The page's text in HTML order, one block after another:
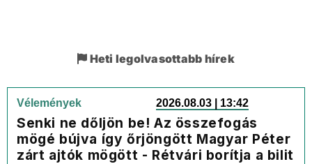
Heti legolvasottabb hírek
Vélemények 2026.08.03 | 13:42
Senki ne dőljön be! Az összefogás
mögé bújva így őrjöngött Magyar Péter
zárt ajtók mögött - Rétvári borítja a bilit